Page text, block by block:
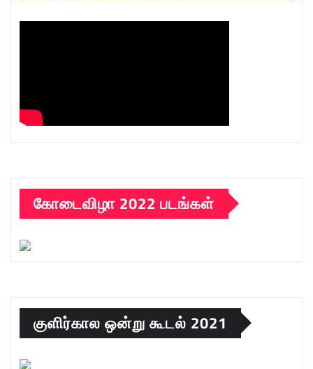
கோடைவிழா 2022 படங்கள்
குளிர்கால ஒன்று கூடல் 2021